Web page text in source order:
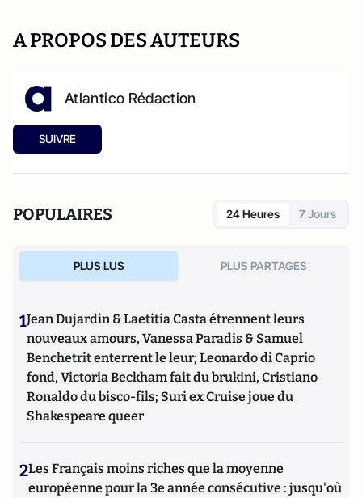
A PROPOS DES AUTEURS
Atlantico Rédaction
SUIVRE
POPULAIRES 24 Heures 7 Jours
PLUS LUS PLUS PARTAGES
1Jean Dujardin & Laetitia Casta étrennent leurs
nouveaux amours, Vanessa Paradis & Samuel
Benchetrit enterrent le leur; Leonardo di Caprio
fond, Victoria Beckham fait du brukini, Cristiano
Ronaldo du bisco-fils; Suri ex Cruise joue du
Shakespeare queer
2Les Français moins riches que la moyenne
européenne pour la 3e année consécutive : jusqu'où